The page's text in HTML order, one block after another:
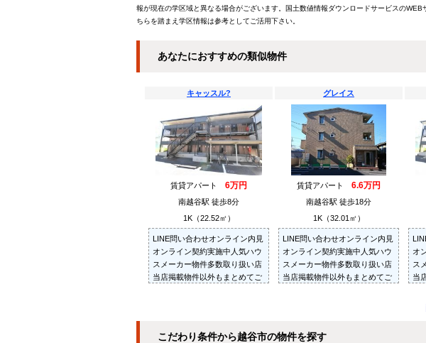
報が現在の学区域と異なる場合がございます。国土数値情報ダウンロードサービスの
ちらを踏まえ学区情報は参考としてご活用下さい。
あなたにおすすめの類似物件
キャッスル?
賃貸アパート 6万円
南越谷駅 徒歩8分
1K（22.52㎡）
LINE問い合わせオンライン内見
オンライン契約実施中人気ハウ
スメーカー物件多数取り扱い店
当店掲載物件以外もまとめてご
グレイス
賃貸アパート 6.6万円
南越谷駅 徒歩18分
1K（32.01㎡）
LINE問い合わせオンライン内見
オンライン契約実施中人気ハウ
スメーカー物件多数取り扱い店
当店掲載物件以外もまとめてご
オ
ス
当
お
こだわり条件から越谷市の物件を探す